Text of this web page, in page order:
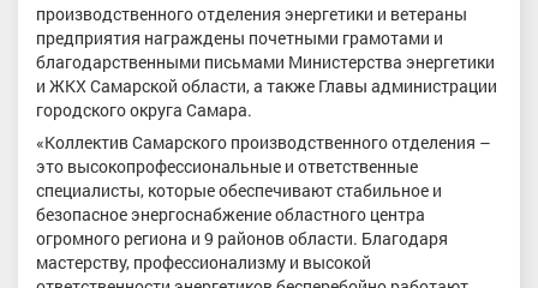
производственного отделения энергетики и ветераны
предприятия награждены почетными грамотами и
благодарственными письмами Министерства энергетики
и ЖКХ Самарской области, а также Главы администрации
городского округа Самара.
«Коллектив Самарского производственного отделения –
это высокопрофессиональные и ответственные
специалисты, которые обеспечивают стабильное и
безопасное энергоснабжение областного центра
огромного региона и 9 районов области. Благодаря
мастерству, профессионализму и высокой